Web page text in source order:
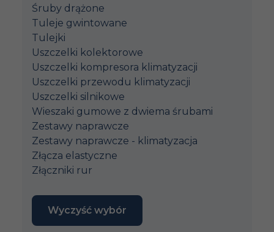
Śruby drążone
Tuleje gwintowane
Tulejki
Uszczelki kolektorowe
Uszczelki kompresora klimatyzacji
Uszczelki przewodu klimatyzacji
Uszczelki silnikowe
Wieszaki gumowe z dwiema śrubami
Zestawy naprawcze
Zestawy naprawcze - klimatyzacja
Złącza elastyczne
Złączniki rur
Wyczyść wybór